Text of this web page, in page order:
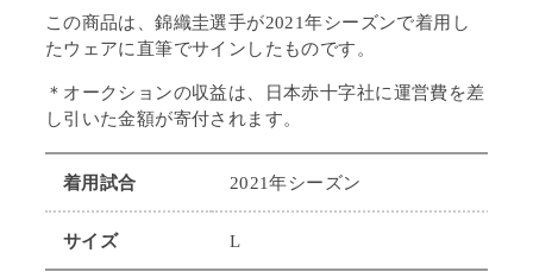
この商品は、錦織圭選手が2021年シーズンで着用し
たウェアに直筆でサインしたものです。
＊オークションの収益は、日本赤十字社に運営費を差
し引いた金額が寄付されます。
着用試合
2021年シーズン
サイズ
L